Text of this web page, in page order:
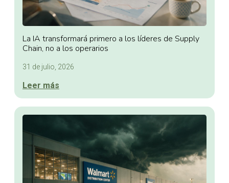
La IA transformará primero a los líderes de Supply
Chain, no a los operarios
31 de julio, 2026
Leer más